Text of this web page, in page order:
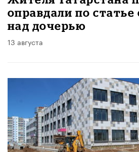
оправдали по статье
над дочерью
13 августа